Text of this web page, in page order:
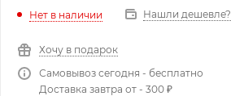
Нет в наличии Нашли дешевле?
Хочу в подарок
Самовывоз сегодня - бесплатно
Доставка завтра от - 300 ₽